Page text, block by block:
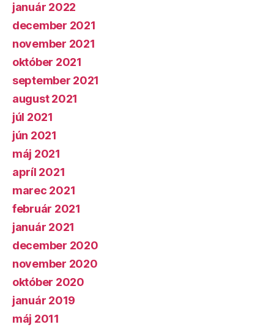
január 2022
december 2021
november 2021
október 2021
september 2021
august 2021
júl 2021
jún 2021
máj 2021
apríl 2021
marec 2021
február 2021
január 2021
december 2020
november 2020
október 2020
január 2019
máj 2011